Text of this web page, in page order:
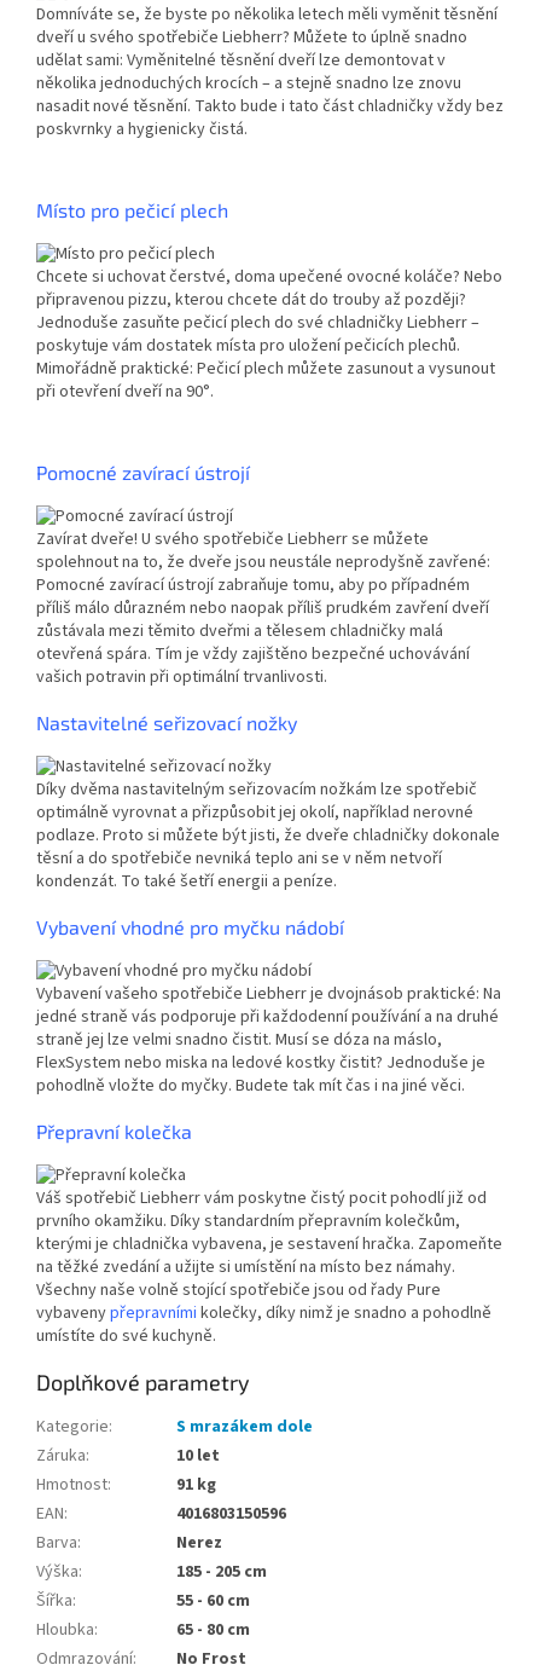
Domníváte se, že byste po několika letech měli vyměnit těsnění
dveří u svého spotřebiče Liebherr? Můžete to úplně snadno
udělat sami: Vyměnitelné těsnění dveří lze demontovat v
několika jednoduchých krocích – a stejně snadno lze znovu
nasadit nové těsnění. Takto bude i tato část chladničky vždy bez
poskvrnky a hygienicky čistá.
Místo pro pečicí plech
Chcete si uchovat čerstvé, doma upečené ovocné koláče? Nebo
připravenou pizzu, kterou chcete dát do trouby až později?
Jednoduše zasuňte pečicí plech do své chladničky Liebherr –
poskytuje vám dostatek místa pro uložení pečicích plechů.
Mimořádně praktické: Pečicí plech můžete zasunout a vysunout
při otevření dveří na 90°.
Pomocné zavírací ústrojí
Zavírat dveře! U svého spotřebiče Liebherr se můžete
spolehnout na to, že dveře jsou neustále neprodyšně zavřené:
Pomocné zavírací ústrojí zabraňuje tomu, aby po případném
příliš málo důrazném nebo naopak příliš prudkém zavření dveří
zůstávala mezi těmito dveřmi a tělesem chladničky malá
otevřená spára. Tím je vždy zajištěno bezpečné uchovávání
vašich potravin při optimální trvanlivosti.
Nastavitelné seřizovací nožky
Díky dvěma nastavitelným seřizovacím nožkám lze spotřebič
optimálně vyrovnat a přizpůsobit jej okolí, například nerovné
podlaze. Proto si můžete být jisti, že dveře chladničky dokonale
těsní a do spotřebiče nevniká teplo ani se v něm netvoří
kondenzát. To také šetří energii a peníze.
Vybavení vhodné pro myčku nádobí
Vybavení vašeho spotřebiče Liebherr je dvojnásob praktické: Na
jedné straně vás podporuje při každodenní používání a na druhé
straně jej lze velmi snadno čistit. Musí se dóza na máslo,
FlexSystem nebo miska na ledové kostky čistit? Jednoduše je
pohodlně vložte do myčky. Budete tak mít čas i na jiné věci.
Přepravní kolečka
Váš spotřebič Liebherr vám poskytne čistý pocit pohodlí již od
prvního okamžiku. Díky standardním přepravním kolečkům,
kterými je chladnička vybavena, je sestavení hračka. Zapomeňte
na těžké zvedání a užijte si umístění na místo bez námahy.
Všechny naše volně stojící spotřebiče jsou od řady Pure
vybavenypřepravními kolečky, díky nimž je snadno a pohodlně
umístíte do své kuchyně.
Doplňkové parametry
Kategorie:
S mrazákem dole
Záruka:
10 let
Hmotnost:
91 kg
EAN:
4016803150596
Barva:
Nerez
Výška:
185 - 205 cm
Šířka:
55 - 60 cm
Hloubka:
65 - 80 cm
Odmrazování:
No Frost